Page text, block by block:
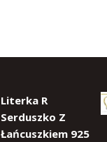
Literka R
Serduszko Z
Łańcuszkiem 925